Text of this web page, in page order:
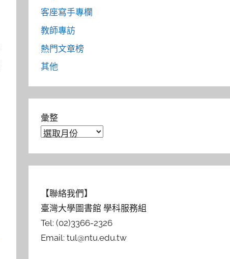
客座寫手專欄
教師專訪
熱門文章榜
其他
彙整
【聯絡我們】
臺灣大學圖書館 學科服務組
Tel: (02)3366-2326
Email: tul@ntu.edu.tw